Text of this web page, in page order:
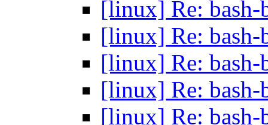
[linux] Re:
[linux] Re:
[linux] Re:
[linux] Re:
[linux] Re: